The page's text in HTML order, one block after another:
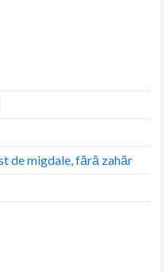
de migdale, fără zahăr